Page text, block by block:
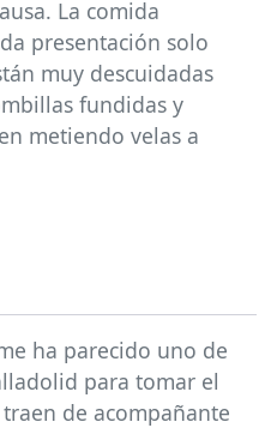
La comida
presentación solo
muy descuidadas
fundidas y
metiendo velas a
ha parecido uno de
para tomar el
de acompañante